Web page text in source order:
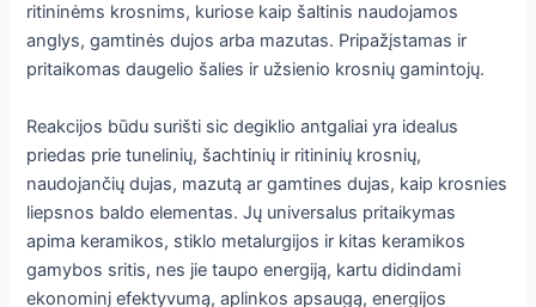
ritininėms krosnims, kuriose kaip šaltinis naudojamos
anglys, gamtinės dujos arba mazutas. Pripažįstamas ir
pritaikomas daugelio šalies ir užsienio krosnių gamintojų.
Reakcijos būdu surišti sic degiklio antgaliai yra idealus
priedas prie tunelinių, šachtinių ir ritininių krosnių,
naudojančių dujas, mazutą ar gamtines dujas, kaip krosnies
liepsnos baldo elementas. Jų universalus pritaikymas
apima keramikos, stiklo metalurgijos ir kitas keramikos
gamybos sritis, nes jie taupo energiją, kartu didindami
ekonominį efektyvumą, aplinkos apsaugą, energijos